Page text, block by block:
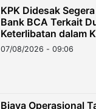
KPK Didesak
Bank BCA Terkait
Keterlibatan dalam
Hilangnya Dana
Miliar
07/08/2026 - 09:06
Biaya Operasional